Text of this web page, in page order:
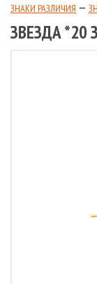
ЗНАКИ РАЗЛИЧИЯ
ЗВЕЗДА *20